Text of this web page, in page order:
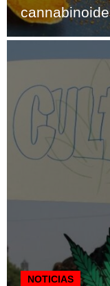
NOTICIAS